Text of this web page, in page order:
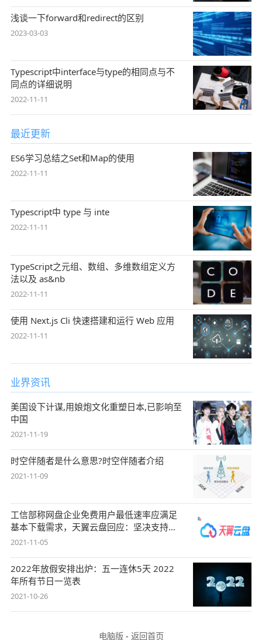
浅谈一下forward和redirect的区别
2023-03-03
Typescript中interface与type的相同点与不
同点的详细说明
2022-11-11
最近更新
ES6学习总结之Set和Map的使用
2022-11-11
Typescript中 type 与 inte
2022-11-11
TypeScript之元组、数组、多维数组定义方
法以及 as&nb
2022-11-11
使用 Next.js Cli 快速搭建和运行 Web 应用
2022-11-11
业界资讯
美国设下计谋,用娘炮文化重塑日本,已影响至
中国
2021-11-19
时空伴随者是什么意思?时空伴随者介绍
2021-11-09
工信部称网盘企业免费用户最低速率应满足
基本下载需求，天翼云盘回应：坚决支持，
始终
2021-11-05
2022年放假安排出炉：五一连休5天 2022
年所有节日一览表
2021-10-26
电脑版- 返回首页